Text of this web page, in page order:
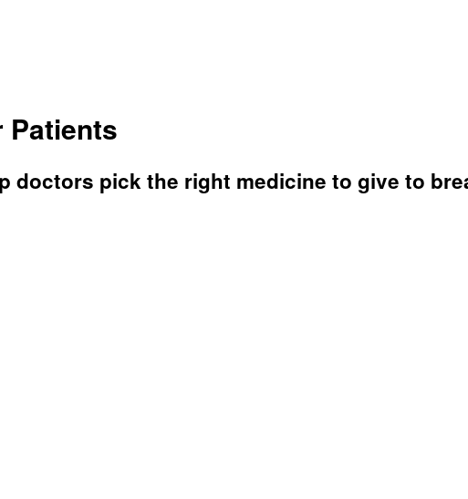
Patients
doctors pick the right medicine to give to